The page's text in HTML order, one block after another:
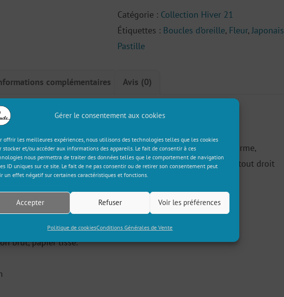
Gérer le consentement aux cookies
offrir les meilleures expériences, nous utilisons des technologies telles que les cookies
stocker et/ou accéder aux informations des appareils. Le fait de consentir à ces
nous permettra de traiter des données telles que le comportement de navigation
ID uniques sur ce site. Le fait de ne pas consentir ou de retirer son consentement peut
un effet négatif sur certaines caractéristiques et fonctions.
Accepter Refuser Voir les préférences
Politique de cookiesConditions Générales de Vente
Catégorie : Collection Hiver 21
Étiquettes : Boucles d’oreille, Fleur,Japonais
Pastille
complémentaires Avis (0)
?! Cette superbe paire de boucles d’oreille épurée dans sa forme,
son motif festif éclatant ! Un trésor fleuri, venu – presque tout droit
dorée
brut, papier tissé.